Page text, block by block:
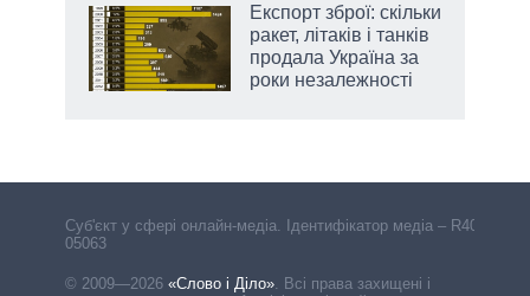
Експорт зброї: скільки
ракет, літаків і танків
продала Україна за
роки незалежності
Cуб'єкт у сфері онлайн-медіа. Ідентифікатор медіа – R40-
05063
© 2009—2026 «Слово і Діло» Всі права захищені і